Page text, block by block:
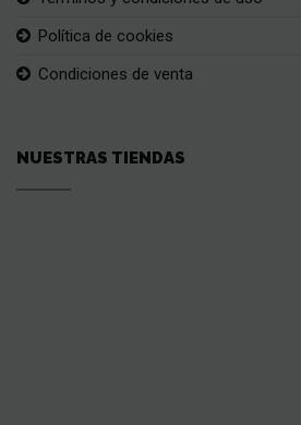
Política de cookies
Condiciones de venta
NUESTRAS TIENDAS